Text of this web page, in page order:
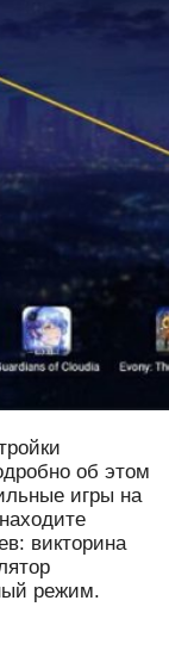
об этом
игры на
викторина
режим.